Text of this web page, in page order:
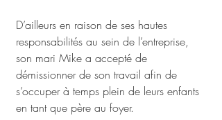
D’ailleurs en raison de ses hautes
responsabilités au sein de l’entreprise,
son mari Mike a accepté de
démissionner de son travail afin de
s’occuper à temps plein de leurs enfants
en tant que père au foyer.